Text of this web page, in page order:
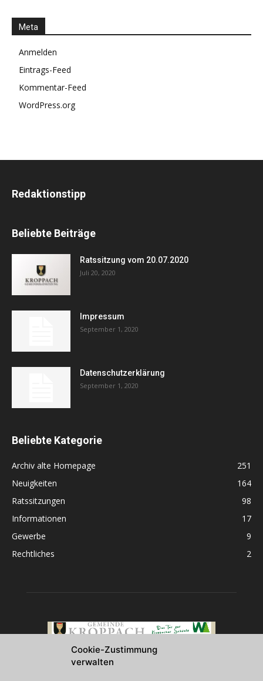
Cookie-Zustimmung
verwalten
Meta
Anmelden
Eintrags-Feed
Kommentar-Feed
WordPress.org
Redaktionstipp
Beliebte Beiträge
Ratssitzung vom 20.07.2020
Juli 20, 2020
Impressum
September 1, 2020
Datenschutzerklärung
September 1, 2020
Beliebte Kategorie
Archiv alte Homepage
251
Neuigkeiten
164
Ratssitzungen
98
Informationen
17
Gewerbe
9
Rechtliches
2